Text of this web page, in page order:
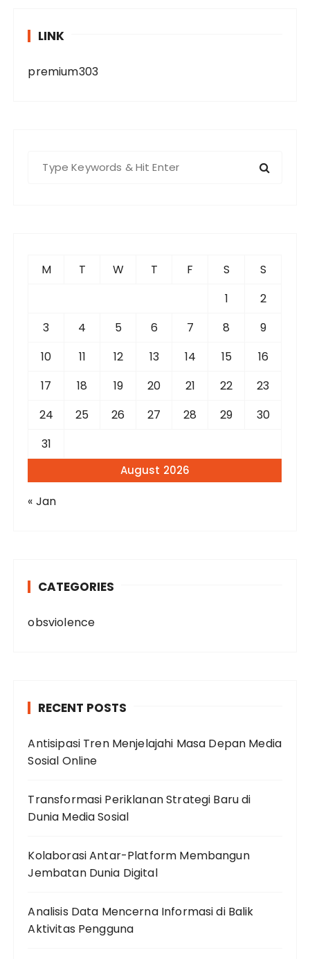
LINK
premium303
August 2026
M T W T F S
S
1
2
3
4 5 6 7 8
9
10
11 12 13 14 15
16
17
18 19 20 21 22
23
24
25 26 27 28 29
30
31
« Jan
CATEGORIES
obsviolence
RECENT POSTS
Antisipasi Tren Menjelajahi Masa Depan Media
Sosial Online
Transformasi Periklanan Strategi Baru di
Dunia Media Sosial
Kolaborasi Antar-Platform Membangun
Jembatan Dunia Digital
Analisis Data Mencerna Informasi di Balik
Aktivitas Pengguna